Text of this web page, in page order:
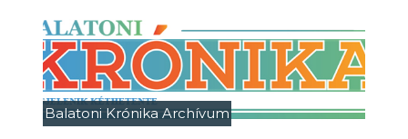
Balatoni Krónika Archívum